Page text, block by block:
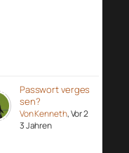
Passwort verges
sen?
Von Kenneth, Vor 2
3 Jahren